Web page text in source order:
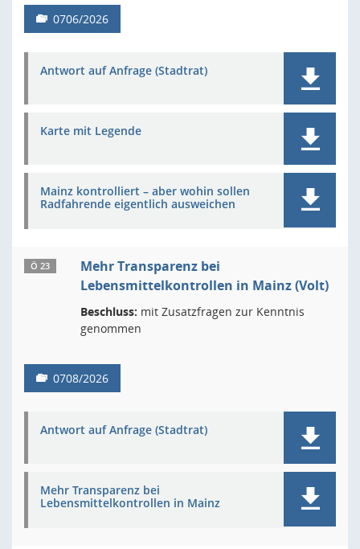
0706/2026
Antwort auf Anfrage (Stadtrat)
Karte mit Legende
Mainz kontrolliert – aber wohin sollen
Radfahrende eigentlich ausweichen
Ö 23
Mehr Transparenz bei
Lebensmittelkontrollen in Mainz (Volt)
Beschluss: mit Zusatzfragen zur Kenntnis
genommen
0708/2026
Antwort auf Anfrage (Stadtrat)
Mehr Transparenz bei
Lebensmittelkontrollen in Mainz